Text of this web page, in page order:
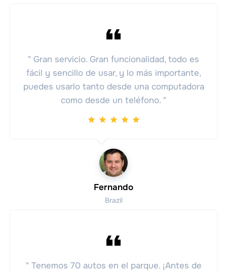
" Gran servicio. Gran funcionalidad, todo es
fácil y sencillo de usar, y lo más importante,
puedes usarlo tanto desde una computadora
como desde un teléfono. "
Fernando
Brazil
" Tenemos 70 autos en el parque. ¡Antes de